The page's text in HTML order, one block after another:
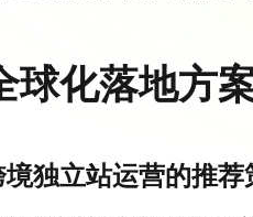
球化落地方
境独立站运营的推荐